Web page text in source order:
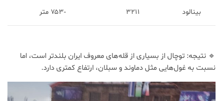
بینالود ۳۲۱۱ -۷۵۳ متر
🔹 نتیجه: توچال از بسیاری از قله‌های معروف ایران بلندتر است، اما
نسبت به غول‌هایی مثل دماوند و سبلان، ارتفاع کمتری دارد.